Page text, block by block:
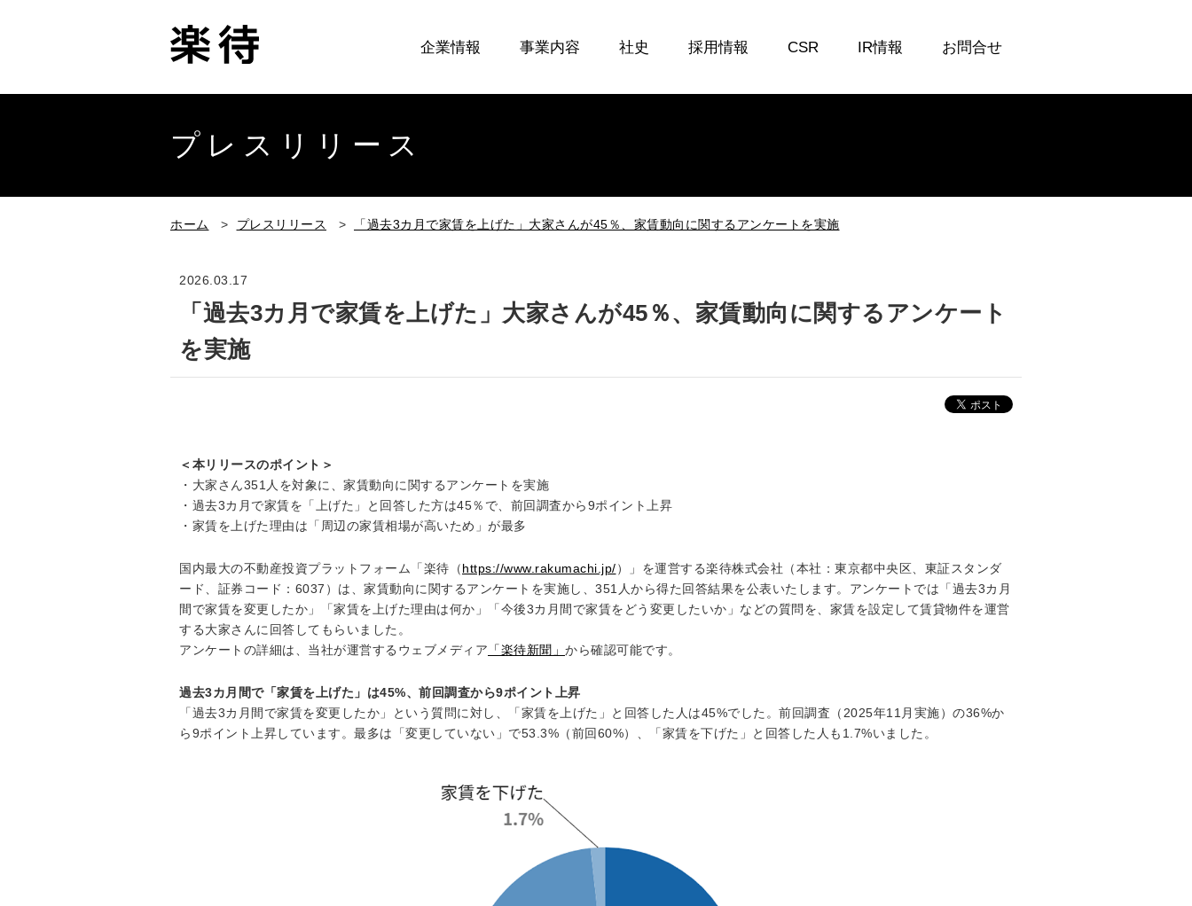
企業情報 事業内容 社史 採用情報 CSR IR情報 お問合せ
プレスリリース
ホーム > プレスリリース > 「過去3カ月で家賃を上げた」大家さんが45％、家賃動向に関するアンケートを実施
2026.03.17
「過去3カ月で家賃を上げた」大家さんが45％、家賃動向に関するアンケート
を実施
＜本リリースのポイント＞
・大家さん351人を対象に、家賃動向に関するアンケートを実施
・過去3カ月で家賃を「上げた」と回答した方は45％で、前回調査から9ポイント上昇
・家賃を上げた理由は「周辺の家賃相場が高いため」が最多
国内最大の不動産投資プラットフォーム「楽待（https://www.rakumachi.jp/）」を運営する楽待株式会社（本社：東京都中央区、東証スタンダ
ード、証券コード：6037）は、家賃動向に関するアンケートを実施し、351人から得た回答結果を公表いたします。アンケートでは「過去3カ月
間で家賃を変更したか」「家賃を上げた理由は何か」「今後3カ月間で家賃をどう変更したいか」などの質問を、家賃を設定して賃貸物件を運営
する大家さんに回答してもらいました。
アンケートの詳細は、当社が運営するウェブメディア 「楽待新聞」 から確認可能です。
過去3カ月間で「家賃を上げた」は45%、前回調査から9ポイント上昇
「過去3カ月間で家賃を変更したか」という質問に対し、「家賃を上げた」と回答した人は45%でした。前回調査（2025年11月実施）の36%か
ら9ポイント上昇しています。最多は「変更していない」で53.3%（前回60%）、「家賃を下げた」と回答した人も1.7%いました。